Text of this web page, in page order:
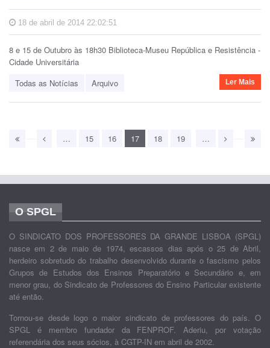
18 de abril de 2014 22:02:51
8 e 15 de Outubro às 18h30 Biblioteca-Museu República e Resistência -
Cidade Universitária
Todas as Notícias
Arquivo Ler Mais
… 15 16 17 18 19 …
O SPGL
O SINDICATO DOS PROFESSORES DA GRANDE LISBOA (SPGL)
nasce em 2 de maio de 1974, escassos dias após o 25 de Abril,
herdeiro sobretudo do trabalho desenvolvido durante o fascismo pelos
Grupos de Estudos dos Ensinos Preparatório e Secundário e, em
menor grau, do Sindicato de Professores do Ensino Particular existente
até então.
Tornou-se desde logo o maior sindicato de professores do país. O
SPGL é membro fundador da FENPROF. Aderiu, por votação
referendária dos seus sócios, à CGTP-IN em abril de 2002.